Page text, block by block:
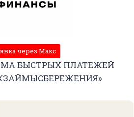
через Макс
БЫСТРЫХ ПЛАТЕЖЕЙ